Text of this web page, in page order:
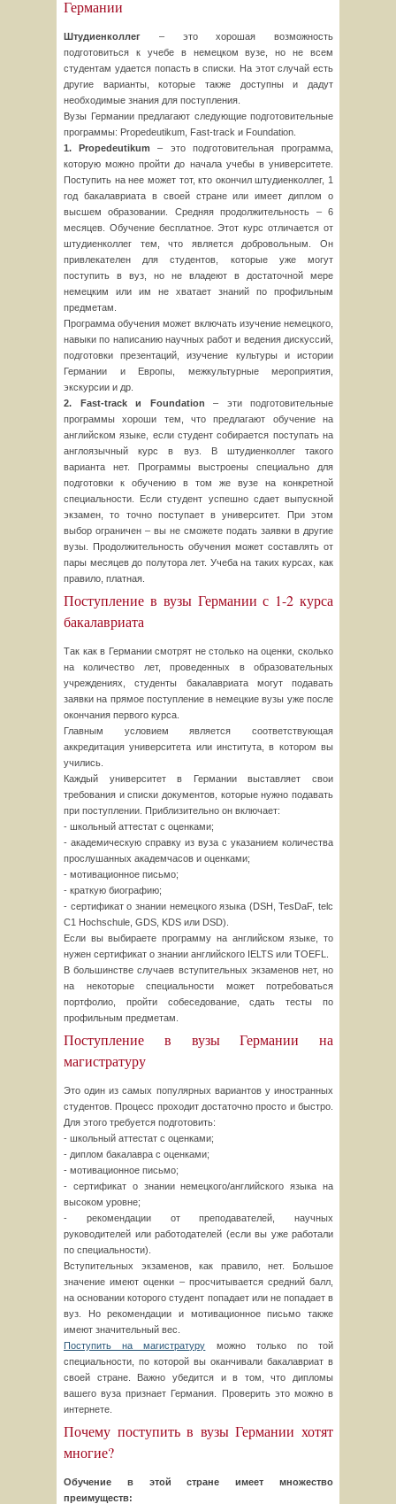
Германии
Штудиенколлег – это хорошая возможность
подготовиться к учебе в немецком вузе, но не всем
студентам удается попасть в списки. На этот случай есть
другие варианты, которые также доступны и дадут
необходимые знания для поступления.
Вузы Германии предлагают следующие подготовительные
программы: Propedeutikum, Fast-track и Foundation.
1. Propedeutikum
– это подготовительная программа,
которую можно пройти до начала учебы в университете.
Поступить на нее может тот, кто окончил штудиенколлег, 1
год бакалавриата в своей стране или имеет диплом о
высшем образовании. Средняя продолжительность – 6
месяцев. Обучение бесплатное. Этот курс отличается от
штудиенколлег тем, что является добровольным. Он
привлекателен для студентов, которые уже могут
поступить в вуз, но не владеют в достаточной мере
немецким или им не хватает знаний по профильным
предметам.
Программа обучения может включать изучение немецкого,
навыки по написанию научных работ и ведения дискуссий,
подготовки презентаций, изучение культуры и истории
Германии и Европы, межкультурные мероприятия,
экскурсии и др.
2. Fast-track и Foundation – эти подготовительные
программы хороши тем, что предлагают обучение на
английском языке, если студент собирается поступать на
англоязычный курс в вуз. В штудиенколлег такого
варианта нет. Программы выстроены специально для
подготовки к обучению в том же вузе на конкретной
специальности. Если студент успешно сдает выпускной
экзамен, то точно поступает в университет. При этом
выбор ограничен – вы не сможете подать заявки в другие
вузы. Продолжительность обучения может составлять от
пары месяцев до полутора лет. Учеба на таких курсах, как
правило, платная.
Поступление в вузы Германии с 1-2 курса
бакалавриата
Так как в Германии смотрят не столько на оценки, сколько
на количество лет, проведенных в образовательных
учреждениях, студенты бакалавриата могут подавать
заявки на прямое поступление в немецкие вузы уже после
окончания первого курса.
Главным условием является соответствующая
аккредитация университета или института, в котором вы
учились.
Каждый университет в Германии выставляет свои
требования и списки документов, которые нужно подавать
при поступлении. Приблизительно он включает:
- школьный аттестат с оценками;
- академическую справку из вуза с указанием количества
прослушанных академчасов и оценками;
- мотивационное письмо;
- краткую биографию;
- сертификат о знании немецкого языка (DSH, TesDaF, telc
C1 Hochschule, GDS, KDS или DSD).
Если вы выбираете программу на английском языке, то
нужен сертификат о знании английского IELTS или TOEFL.
В большинстве случаев вступительных экзаменов нет, но
на некоторые специальности может потребоваться
портфолио, пройти собеседование, сдать тесты по
профильным предметам.
Поступление в вузы Германии на
магистратуру
Это один из самых популярных вариантов у иностранных
студентов. Процесс проходит достаточно просто и быстро.
Для этого требуется подготовить:
- школьный аттестат с оценками;
- диплом бакалавра с оценками;
- мотивационное письмо;
- сертификат о знании немецкого/английского языка на
высоком уровне;
- рекомендации от преподавателей, научных
руководителей или работодателей (если вы уже работали
по специальности).
Вступительных экзаменов, как правило, нет. Большое
значение имеют оценки – просчитывается средний балл,
на основании которого студент попадает или не попадает в
вуз. Но рекомендации и мотивационное письмо также
имеют значительный вес.
Поступить на магистратуру можно только по той
специальности, по которой вы оканчивали бакалавриат в
своей стране. Важно убедится и в том, что дипломы
вашего вуза признает Германия. Проверить это можно в
интернете.
Почему поступить в вузы Германии хотят
многие?
Обучение в этой стране имеет множество
преимуществ: